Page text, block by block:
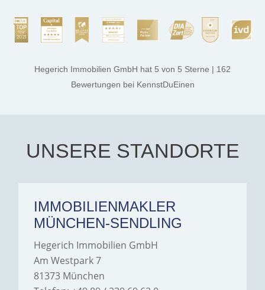
stands out far above the
rest. They made the entire
process smooth,
thanks, and a huge part of
the credit goes to Amelie
Jamrowâ€”she was
exceptionally professional,
Hegerich Immobilien to
anyone looking for a home.
Hegerich Immobilien GmbH hat 5 von 5 Sterne | 162
Bewertungen bei KennstDuEinen
UNSERE STANDORTE
IMMOBILIENMAKLER
MÜNCHEN-SENDLING
Hegerich Immobilien GmbH
Am Westpark 7
81373 München